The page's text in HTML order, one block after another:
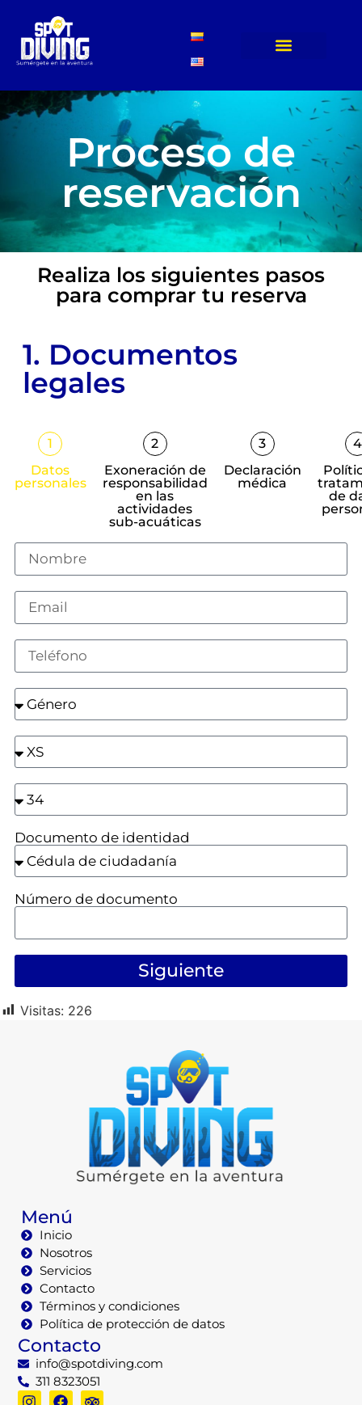
Proceso de
reservación
Realiza los siguientes pasos
para comprar tu reserva
1. Documentos
legales
1
Datos
personales
2
Exoneración de
responsabilidad
en las
actividades
sub-acuáticas
3
Declaración
médica
4
de
Documento de identidad
Número de documento
Siguiente
Visitas: 226
Menú
Inicio
Nosotros
Servicios
Contacto
Términos y condiciones
Política de protección de datos
Contacto
info@spotdiving.com
311 8323051